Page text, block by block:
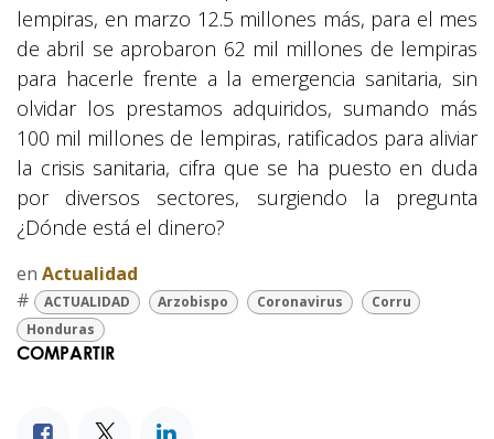
lempiras, en marzo 12.5 millones más, para el mes
de abril se aprobaron 62 mil millones de lempiras
para hacerle frente a la emergencia sanitaria, sin
olvidar los prestamos adquiridos, sumando más
100 mil millones de lempiras, ratificados para aliviar
la crisis sanitaria, cifra que se ha puesto en duda
por diversos sectores, surgiendo la pregunta
¿Dónde está el dinero?
en Actualidad
#
ACTUALIDAD Arzobispo Coronavirus
Corru
Honduras
COMPARTIR